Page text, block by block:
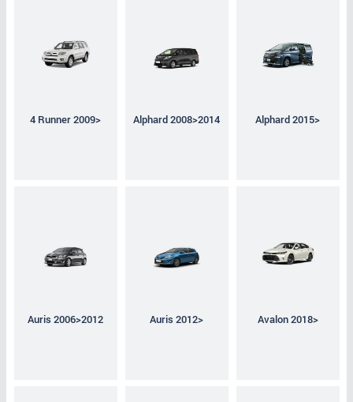
4 Runner 2009> Alphard 2008>2014 Alphard 2015>
Auris 2006>2012 Auris 2012> Avalon 2018>